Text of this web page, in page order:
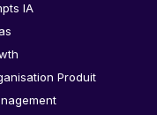
IA
Produit